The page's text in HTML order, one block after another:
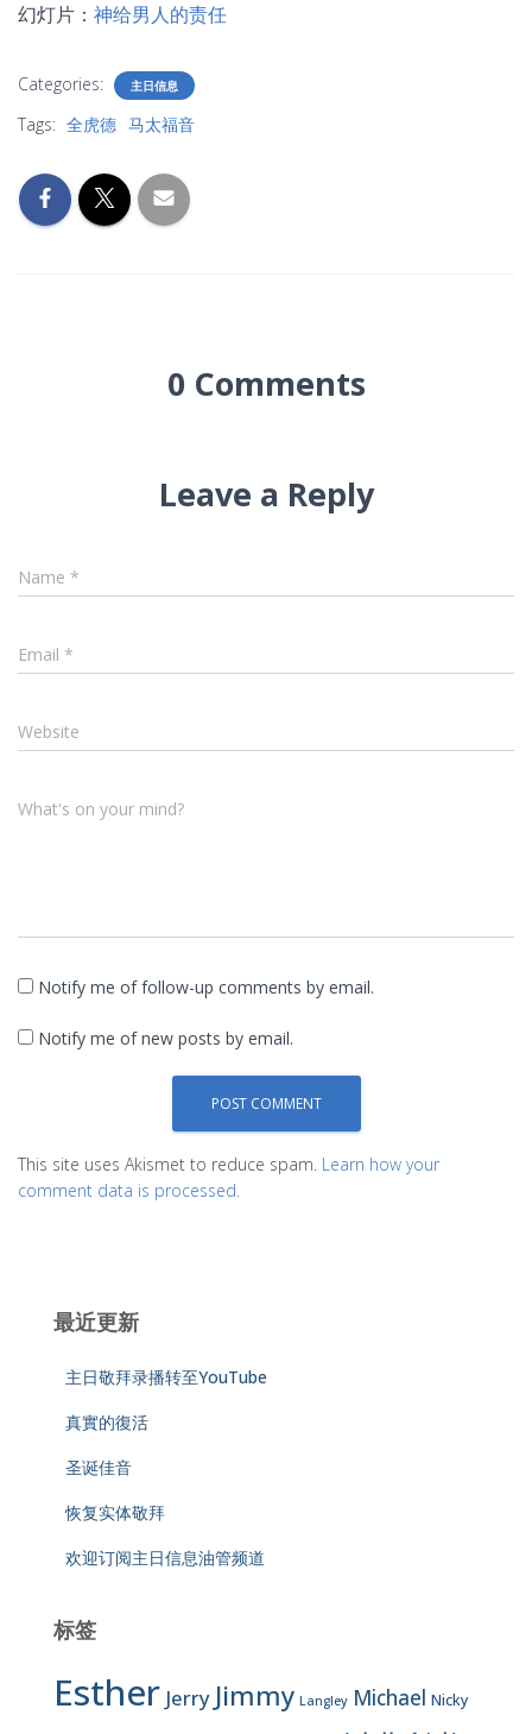
幻灯片： 神给男人的责任
Categories: 主日信息
Tags: 全虎德 马太福音
0 Comments
Leave a Reply
Name *
Email *
Website
What's on your mind?
Notify me of follow-up comments by email.
Notify me of new posts by email.
This site uses Akismet to reduce spam. Learn how your
comment data is processed.
最近更新
主日敬拜录播转至YouTube
真實的復活
圣诞佳音
恢复实体敬拜
欢迎订阅主日信息油管频道
标签
Esther Jerry Jimmy Langley Michael Nicky